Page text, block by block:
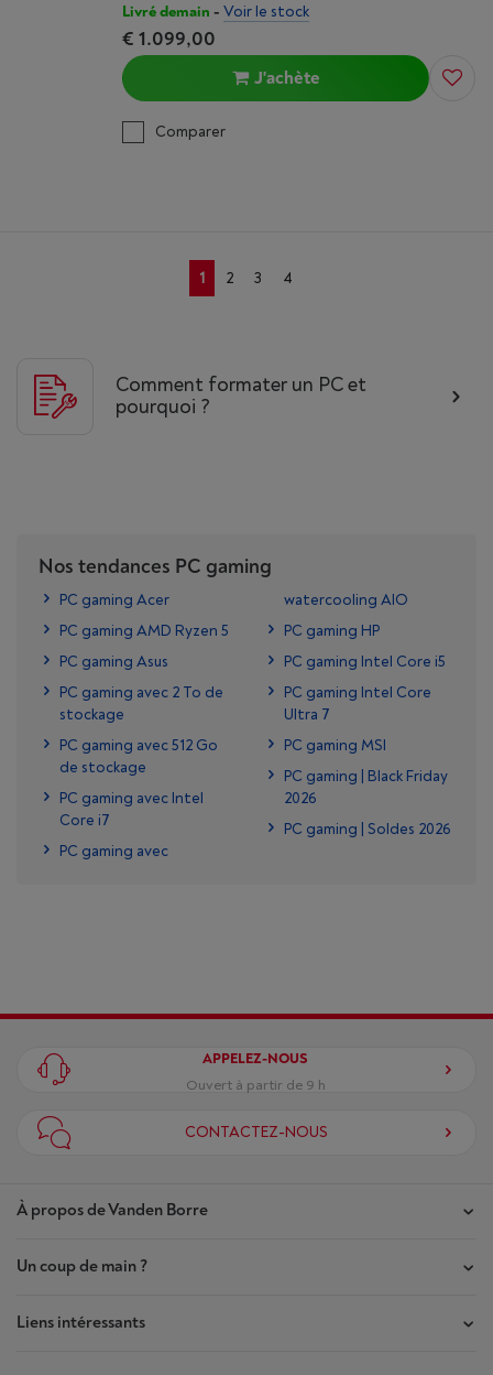
Livré demain - Voir le stock
€ 1.099,00
J'achète
Comparer
1 2 3 4
Comment formater un PC et
pourquoi ?
Nos tendances PC gaming
PC gaming Acer
PC gaming AMD Ryzen 5
PC gaming Asus
PC gaming avec 2 To de
stockage
PC gaming avec 512 Go
de stockage
PC gaming avec Intel
Core i7
PC gaming avec
watercooling AIO
PC gaming HP
PC gaming Intel Core i5
PC gaming Intel Core
Ultra 7
PC gaming MSI
PC gaming | Black Friday
2026
PC gaming | Soldes 2026
À propos de Vanden Borre
Nos magasins
Contrat de Confiance
Un coup de main ?
Mes commandes
Liens intéressants
APPELEZ-NOUS
Ouvert à partir de 9 h
CONTACTEZ-NOUS